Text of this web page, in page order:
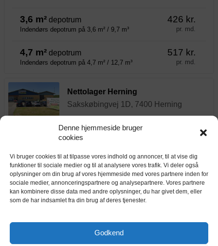
Denne hjemmeside bruger
cookies
Vi bruger cookies til at tilpasse vores indhold og annoncer, til at vise dig
funktioner til sociale medier og til at analysere vores trafik. Vi deler også
oplysninger om din brug af vores hjemmeside med vores partnere inden for
sociale medier, annonceringspartnere og analysepartnere. Vores partnere
kan kombinere disse data med andre oplysninger, du har givet dem, eller
som de har indsamlet fra din brug af deres tjenester.
Godkend
3,6 m² depotrum
Indendørs depotrum på 3,6 m² / 9,7 m³
426 kr.
pr. md.
4,7 m² depotrum
Indendørs depotrum på 4,7 m² / 12,7 m³
517 kr.
pr. md.
Nettolager Herning
Sakskøbingvej 1D, 7400 Herning
Alarm i hvert depotrum
Dag-til-dag opsigelse
2,4 m²depotrum
Indendørs depotrum på 2,4 m² / 6,5 m³
294 kr.
pr. md.
4,8 m²depotrum 528 kr.